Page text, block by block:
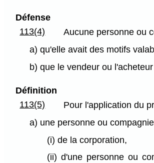
Défense
113(4)
Aucune personne ou
a) qu'elle avait des motifs
b) que le vendeur ou
Définition
113(5)
Pour l'application du
a) une personne ou
(i) de la corporation,
(ii) d'une personne ou